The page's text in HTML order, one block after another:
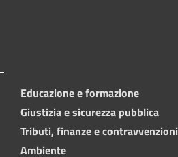
Educazione e formazione
Giustizia e sicurezza pubblica
Tributi, finanze e contravvenzioni
Ambiente